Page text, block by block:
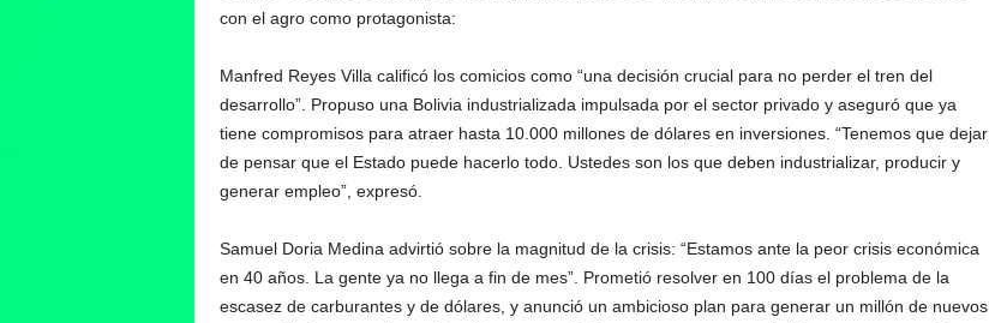
con el agro como protagonista:
Manfred Reyes Villa calificó los comicios como “una decisión crucial para no perder el tren del
desarrollo”. Propuso una Bolivia industrializada impulsada por el sector privado y aseguró que ya
tiene compromisos para atraer hasta 10.000 millones de dólares en inversiones. “Tenemos que dejar
de pensar que el Estado puede hacerlo todo. Ustedes son los que deben industrializar, producir y
generar empleo”, expresó.
Samuel Doria Medina advirtió sobre la magnitud de la crisis: “Estamos ante la peor crisis económica
en 40 años. La gente ya no llega a fin de mes”. Prometió resolver en 100 días el problema de la
escasez de carburantes y de dólares, y anunció un ambicioso plan para generar un millón de nuevos